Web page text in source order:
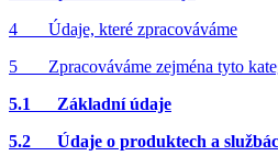
4 Údaje, které zpracováváme
5 Zpracováváme zejména tyto
5.1 Základní údaje
5.2 Údaje o produktech a